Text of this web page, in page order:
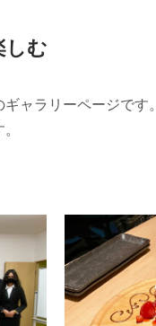
しむ
ャラリーページです。